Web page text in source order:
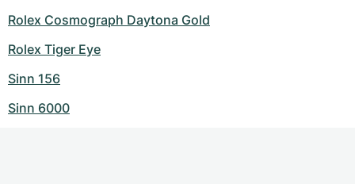
Rolex Cosmograph Daytona Gold
Rolex Tiger Eye
Sinn 156
Sinn 6000